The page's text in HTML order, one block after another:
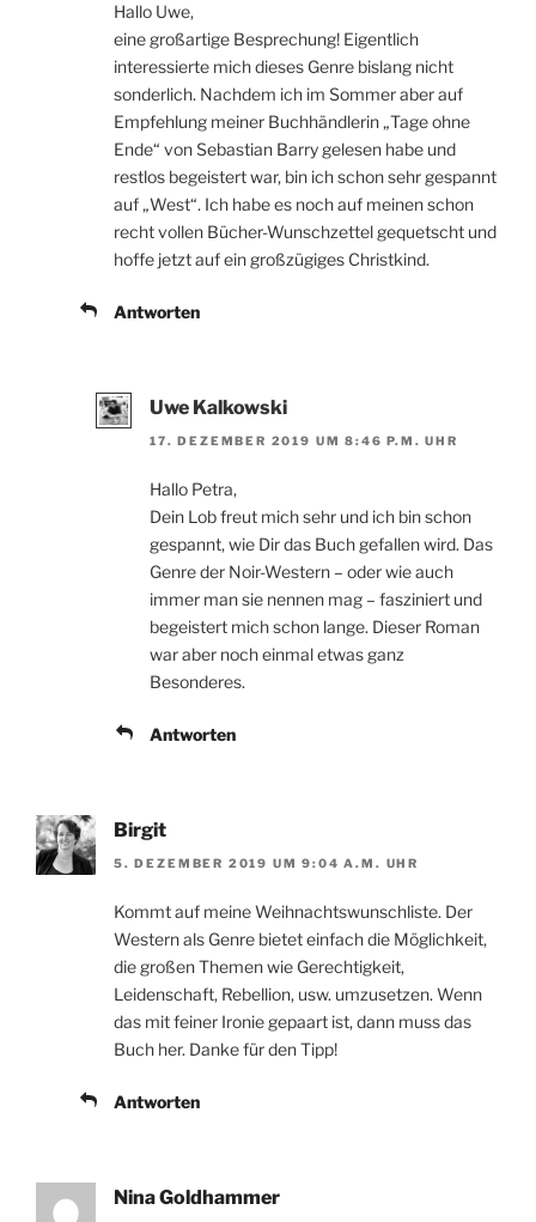
Hallo Uwe,
eine großartige Besprechung! Eigentlich
interessierte mich dieses Genre bislang nicht
sonderlich. Nachdem ich im Sommer aber auf
Empfehlung meiner Buchhändlerin „Tage ohne
Ende“ von Sebastian Barry gelesen habe und
restlos begeistert war, bin ich schon sehr gespannt
auf „West“. Ich habe es noch auf meinen schon
recht vollen Bücher-Wunschzettel gequetscht und
hoffe jetzt auf ein großzügiges Christkind.
Antworten
Uwe Kalkowski
17. DEZEMBER 2019 UM 8:46 P.M. UHR
Hallo Petra,
Dein Lob freut mich sehr und ich bin schon
gespannt, wie Dir das Buch gefallen wird. Das
Genre der Noir-Western – oder wie auch
immer man sie nennen mag – fasziniert und
begeistert mich schon lange. Dieser Roman
war aber noch einmal etwas ganz
Besonderes.
Antworten
Birgit
5. DEZEMBER 2019 UM 9:04 A.M. UHR
Kommt auf meine Weihnachtswunschliste. Der
Western als Genre bietet einfach die Möglichkeit,
die großen Themen wie Gerechtigkeit,
Leidenschaft, Rebellion, usw. umzusetzen. Wenn
das mit feiner Ironie gepaart ist, dann muss das
Buch her. Danke für den Tipp!
Antworten
Nina Goldhammer